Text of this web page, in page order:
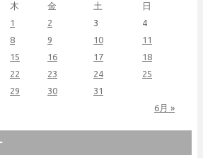
木 金 土 日
6月 »
1 2 3
4
8 9 10
11
15 16 17
18
22 23 24
25
29 30 31